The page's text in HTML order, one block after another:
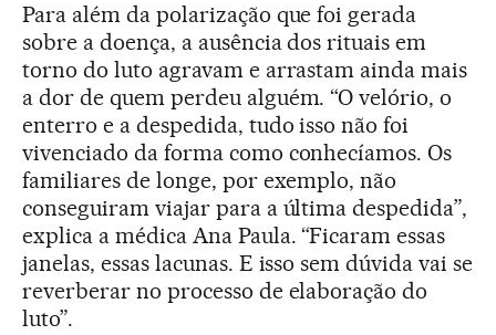
Para além da polarização que foi gerada
sobre a doença, a ausência dos rituais em
torno do luto agravam e arrastam ainda mais
a dor de quem perdeu alguém. “O velório, o
enterro e a despedida, tudo isso não foi
vivenciado da forma como conhecíamos. Os
familiares de longe, por exemplo, não
conseguiram viajar para a última despedida”,
explica a médica Ana Paula. “Ficaram essas
janelas, essas lacunas. E isso sem dúvida vai se
reverberar no processo de elaboração do
luto”.